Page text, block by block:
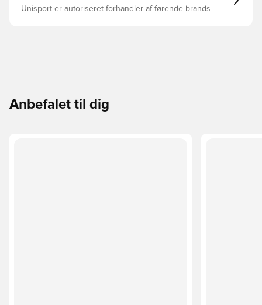
Unisport er autoriseret forhandler af førende brands
Anbefalet til dig